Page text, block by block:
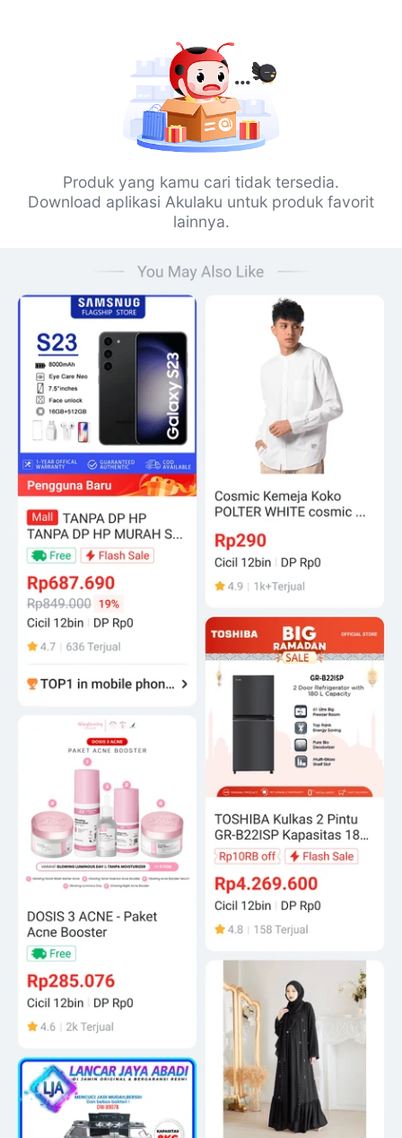
Produk yang kamu cari tidak tersedia.
Download aplikasi Akulaku untuk produk favorit
lainnya.